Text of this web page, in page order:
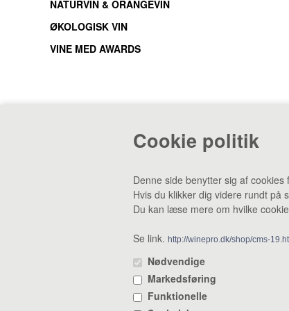
Cookie politik
Denne side benytter sig af
Hvis du klikker dig videre rundt på
Du kan læse mere om hvilke
Se link. http://winepro.dk/shop/cms-
Nødvendige
Markedsføring
Funktionelle
NATURVIN & ORANGEVIN
ØKOLOGISK VIN
VINE MED AWARDS